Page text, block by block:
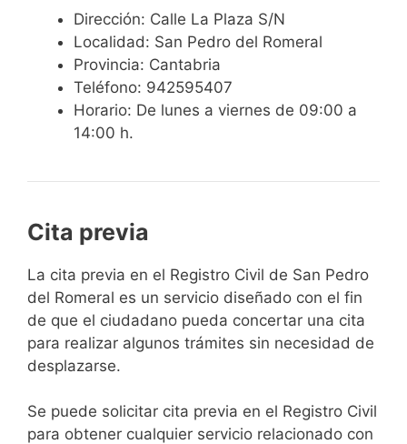
Dirección: Calle La Plaza S/N
Localidad: San Pedro del Romeral
Provincia: Cantabria
Teléfono: 942595407
Horario: De lunes a viernes de 09:00 a
14:00 h.
Cita previa
​​​​​​​​​​​​​​​​​​​​​​​​​​​​La cita previa en el Registro Civil de San Pedro
del Romeral es un servicio diseñado con el fin
de que el ciudadano pueda concertar una cita
para realizar algunos trámites sin necesidad de
desplazarse.​
Se puede solicitar cita previa en el Registro Civil
para obtener cualquier servicio relacionado con